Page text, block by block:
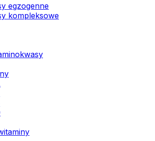
egzogenne
kompleksowe